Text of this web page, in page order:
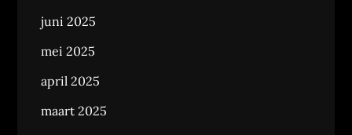
juni 2025
mei 2025
april 2025
maart 2025